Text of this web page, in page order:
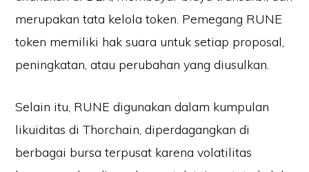
merupakan tata kelola token. Pemegang RUNE
token memiliki hak suara untuk setiap proposal,
peningkatan, atau perubahan yang diusulkan.
Selain itu, RUNE digunakan dalam kumpulan
likuiditas di Thorchain, diperdagangkan di
berbagai bursa terpusat karena volatilitas